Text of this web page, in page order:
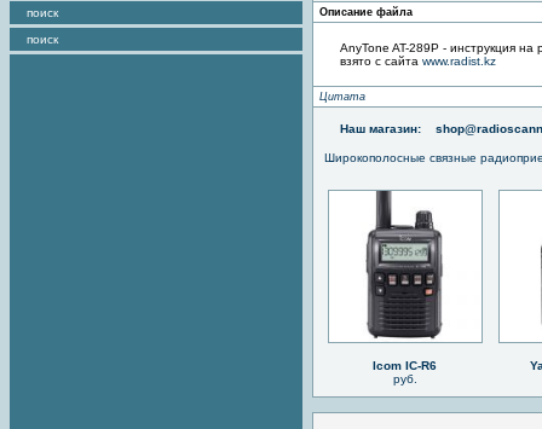
поиск
поиск
Описание файла
AnyTone AT-289P - инструкция на
взято с сайта www.radist.kz
Цитата
Наш магазин:
Широкополосные связные
Icom IC-R6
руб.